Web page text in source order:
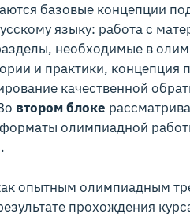
базовые концепции
языку: работа с
необходимые в
и практики, концепция
качественной
втором блоке
олимпиадной
опытным олимпиадным
прохождения